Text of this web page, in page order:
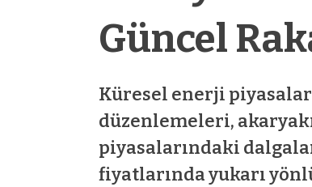
Güncel
Küresel enerji
düzenlemeleri,
piyasalarındaki
fiyatlarında yukarı